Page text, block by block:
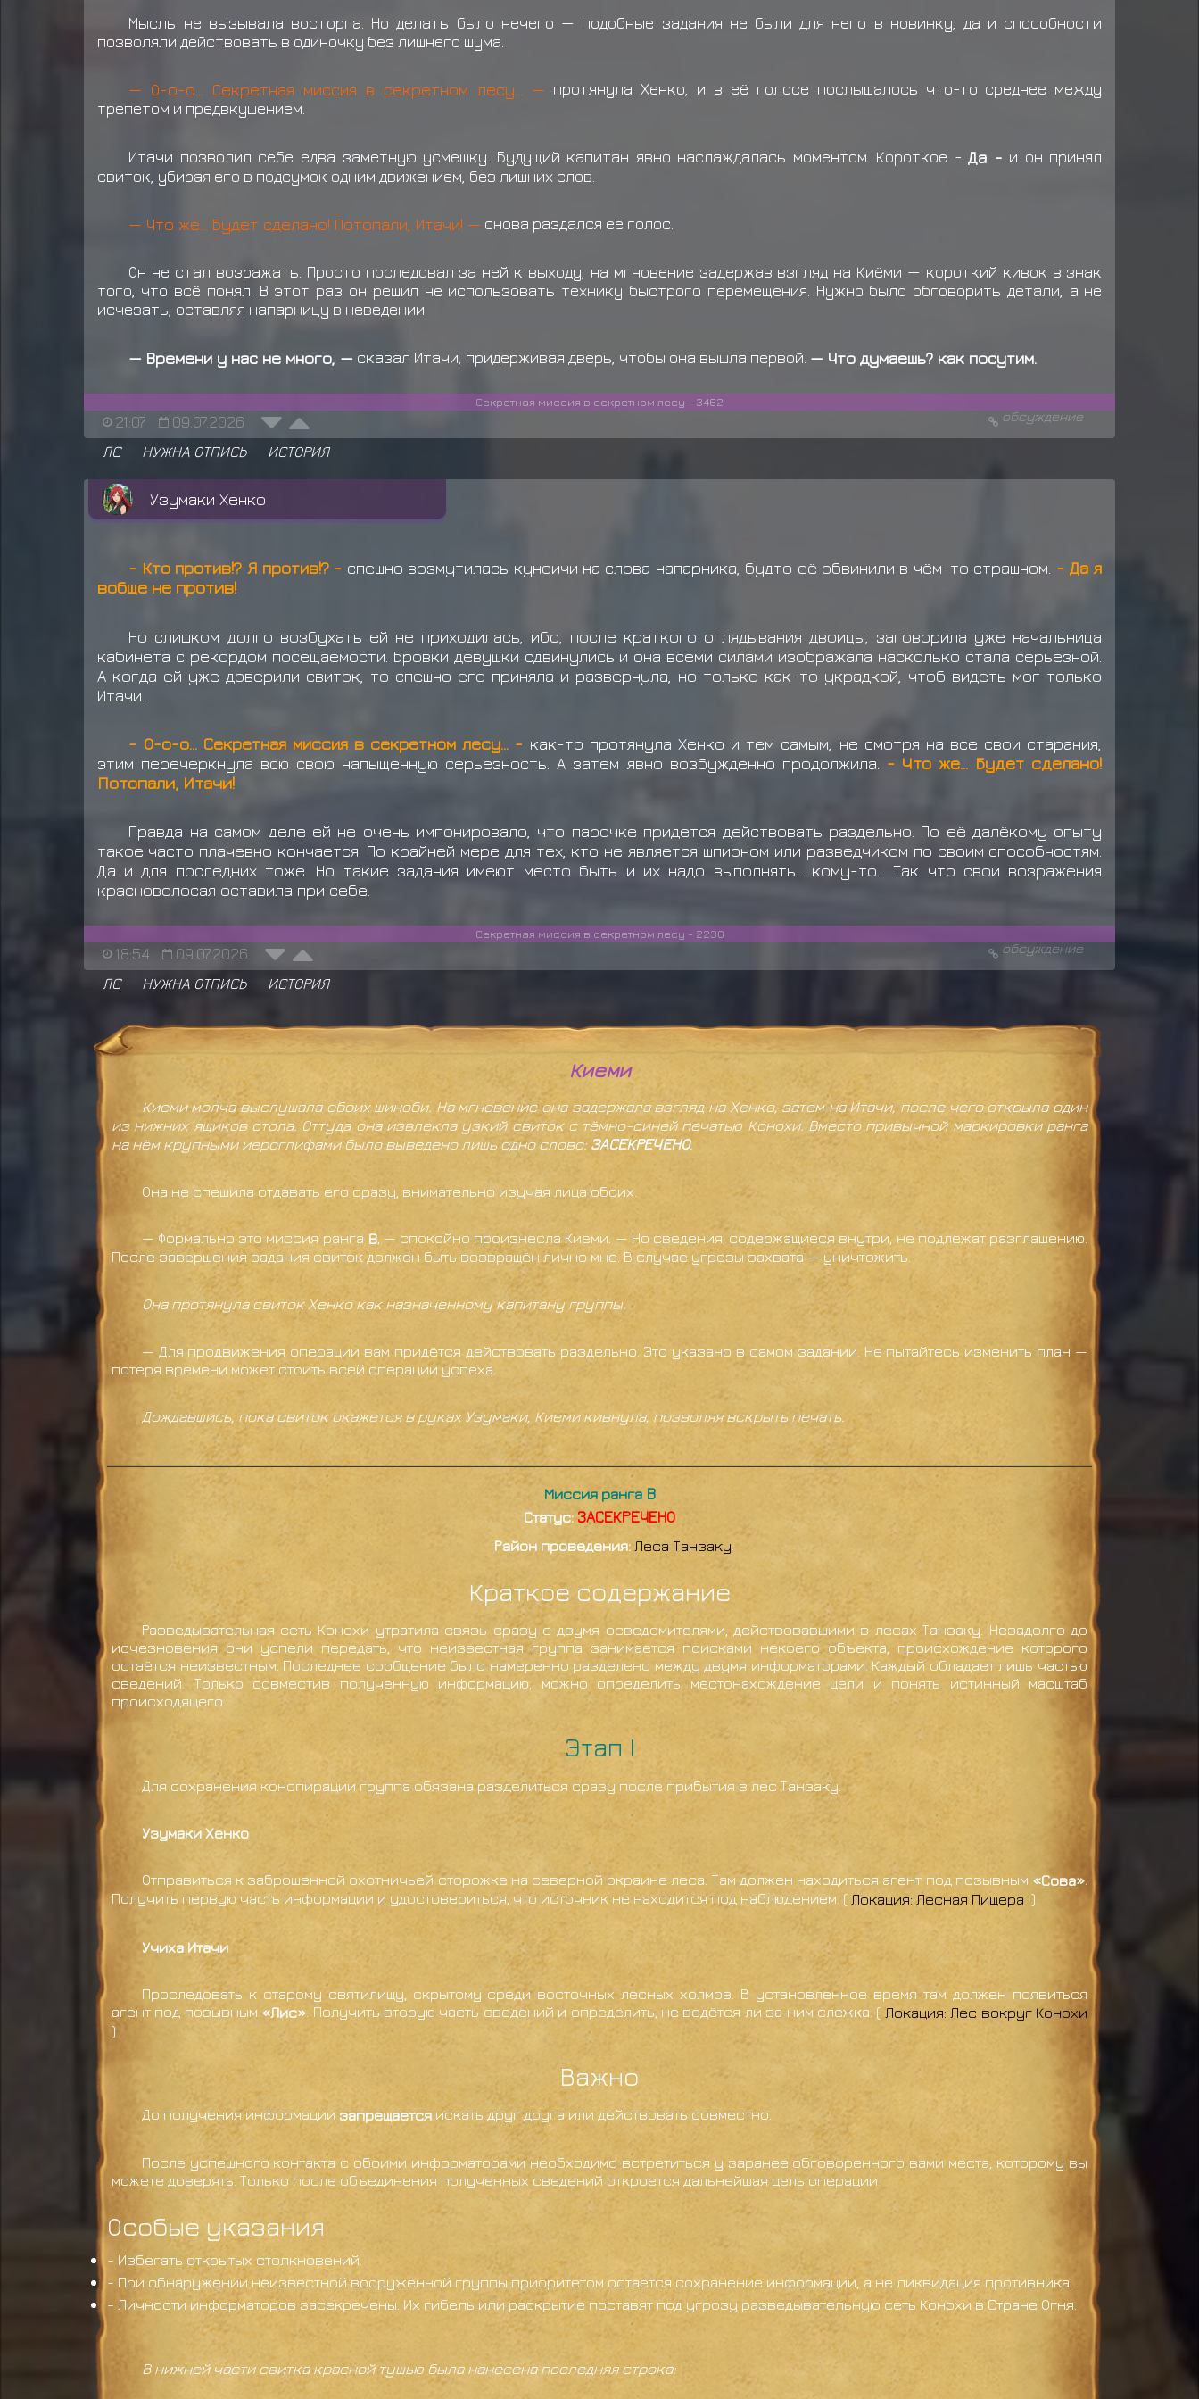
Учиха Шисуи
получил свиток миссии C ранга
Мысль не вызывала восторга. Но делать было нечего — подобные задания не были для него в новинку, да и способности
позволяли действовать в одиночку без лишнего шума.
— О-о-о... Секретная миссия в секретном лесу... — протянула Хенко, и в её голосе послышалось что-то среднее между
трепетом и предвкушением.
Итачи позволил себе едва заметную усмешку. Будущий капитан явно наслаждалась моментом. Короткое - Да - и он принял
свиток, убирая его в подсумок одним движением, без лишних слов.
— Что же... Будет сделано! Потопали, Итачи! — снова раздался её голос.
Он не стал возражать. Просто последовал за ней к выходу, на мгновение задержав взгляд на Киёми — короткий кивок в знак
того, что всё понял. В этот раз он решил не использовать технику быстрого перемещения. Нужно было обговорить детали, а не
исчезать, оставляя напарницу в неведении.
— Времени у нас не много, — сказал Итачи, придерживая дверь, чтобы она вышла первой. — Что думаешь? как посутим.
Секретная миссия в секретном лесу - 3462
21:07 09.07.2026 обсуждение
ЛС НУЖНА ОТПИСЬ ИСТОРИЯ
Узумаки Хенко
- Кто против!? Я против!? - спешно возмутилась куноичи на слова напарника, будто её обвинили в чём-то страшном. - Да я
вобще не против!
Но слишком долго возбухать ей не приходилась, ибо, после краткого оглядывания двоицы, заговорила уже начальница
кабинета с рекордом посещаемости. Бровки девушки сдвинулись и она всеми силами изображала насколько стала серьезной.
А когда ей уже доверили свиток, то спешно его приняла и развернула, но только как-то украдкой, чтоб видеть мог только
Итачи.
- О-о-о... Секретная миссия в секретном лесу... - как-то протянула Хенко и тем самым, не смотря на все свои старания,
этим перечеркнула всю свою напыщенную серьезность. А затем явно возбужденно продолжила. - Что же... Будет сделано!
Потопали, Итачи!
Правда на самом деле ей не очень импонировало, что парочке придется действовать раздельно. По её далёкому опыту
такое часто плачевно кончается. По крайней мере для тех, кто не является шпионом или разведчиком по своим способностям.
Да и для последних тоже. Но такие задания имеют место быть и их надо выполнять... кому-то... Так что свои возражения
красноволосая оставила при себе.
Секретная миссия в секретном лесу - 2230
18:54 09.07.2026 обсуждение
ЛС НУЖНА ОТПИСЬ ИСТОРИЯ
Киеми
Киеми молча выслушала обоих шиноби. На мгновение она задержала взгляд на Хенко, затем на Итачи, после чего открыла один
из нижних ящиков стола. Оттуда она извлекла узкий свиток с тёмно-синей печатью Конохи. Вместо привычной маркировки ранга
на нём крупными иероглифами было выведено лишь одно слово:ЗАСЕКРЕЧЕНО.
Она не спешила отдавать его сразу, внимательно изучая лица обоих.
— Формально это миссия ранга B, — спокойно произнесла Киеми. — Но сведения, содержащиеся внутри, не подлежат разглашению.
После завершения задания свиток должен быть возвращён лично мне. В случае угрозы захвата — уничтожить.
Она протянула свиток Хенко как назначенному капитану группы.
— Для продвижения операции вам придётся действовать раздельно. Это указано в самом задании. Не пытайтесь изменить план —
потеря времени может стоить всей операции успеха.
Дождавшись, пока свиток окажется в руках Узумаки, Киеми кивнула, позволяя вскрыть печать.
Миссия ранга B
Статус:ЗАСЕКРЕЧЕНО
Район проведения: Леса Танзаку
Краткое содержание
Разведывательная сеть Конохи утратила связь сразу с двумя осведомителями, действовавшими в лесах Танзаку. Незадолго до
исчезновения они успели передать, что неизвестная группа занимается поисками некоего объекта, происхождение которого
остаётся неизвестным. Последнее сообщение было намеренно разделено между двумя информаторами. Каждый обладает лишь частью
сведений. Только совместив полученную информацию, можно определить местонахождение цели и понять истинный масштаб
происходящего.
Этап I
Для сохранения конспирации группа обязана разделиться сразу после прибытия в лес Танзаку.
Узумаки Хенко
Отправиться к заброшенной охотничьей сторожке на северной окраине леса. Там должен находиться агент под позывным «Сова».
Получить первую часть информации и удостовериться, что источник не находится под наблюдением. ( Локация: Лесная Пищера )
Учиха Итачи
Проследовать к старому святилищу, скрытому среди восточных лесных холмов. В установленное время там должен появиться
агент под позывным «Лис» . Получить вторую часть сведений и определить, не ведётся ли за ним слежка. ( Локация: Лес вокруг Конохи
)
Важно
До получения информациизапрещаетсяискать друг друга или действовать совместно.
После успешного контакта с обоими информаторами необходимо встретиться у заранее обговоренного вами места, которому вы
можете доверять. Только после объединения полученных сведений откроется дальнейшая цель операции.
Особые указания
- Избегать открытых столкновений.
- При обнаружении неизвестной вооружённой группы приоритетом остаётся сохранение информации, а не ликвидация противника.
- Личности информаторов засекречены. Их гибель или раскрытие поставят под угрозу разведывательную сеть Конохи в Стране Огня.
В нижней части свитка красной тушью была нанесена последняя строка: